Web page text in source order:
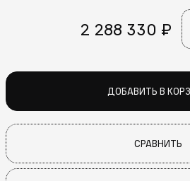
2 288 330 ₽
ДОБАВИТЬ В
СРАВНИТЬ